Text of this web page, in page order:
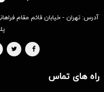
آدرس: تهران - خیابان قائم مقام
راه های تماس